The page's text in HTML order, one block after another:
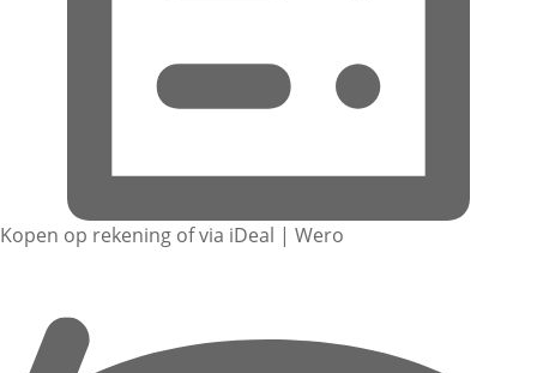
Kopen op rekening of via iDeal | Wero